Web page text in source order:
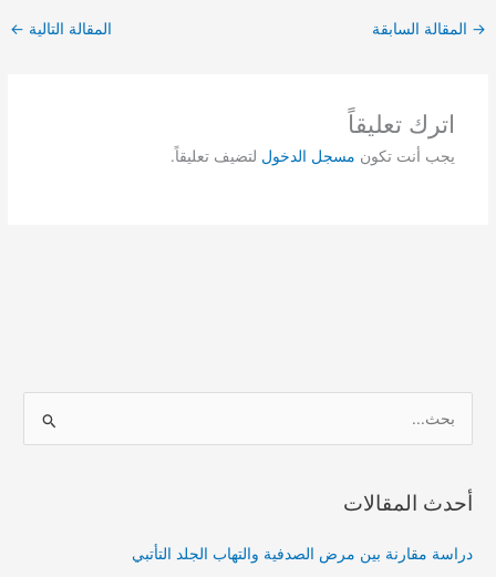
→ المقالة السابقة المقالة التالية ←
اترك تعليقاً
يجب أنت تكون مسجل الدخول لتضيف تعليقاً.
ح
أحدث المقالات
دراسة مقارنة بين مرض الصدفية والتهاب الجلد التأتبي